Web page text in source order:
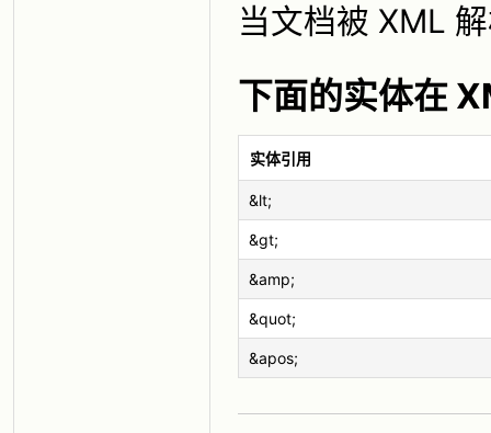
当文档被 XML
下面的实体在
实体引用
&lt;
&gt;
&amp;
&quot;
&apos;